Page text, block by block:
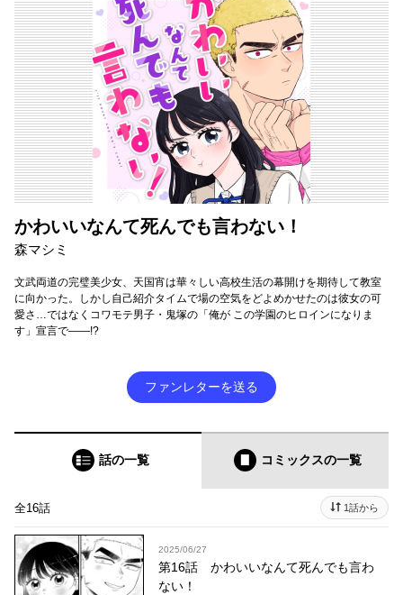
かわいいなんて死んでも言わない！
森マシミ
文武両道の完璧美少女、天国宵は華々しい高校生活の幕開けを期待して教室
に向かった。しかし自己紹介タイムで場の空気をどよめかせたのは彼女の可
愛さ…ではなくコワモテ男子・鬼塚の「俺が この学園のヒロインになりま
す」宣言で――!?
ファンレターを送る
話の一覧 コミックスの一覧
全16話 1話から
2025/06/27
第16話 かわいいなんて死んでも言わ
ない！